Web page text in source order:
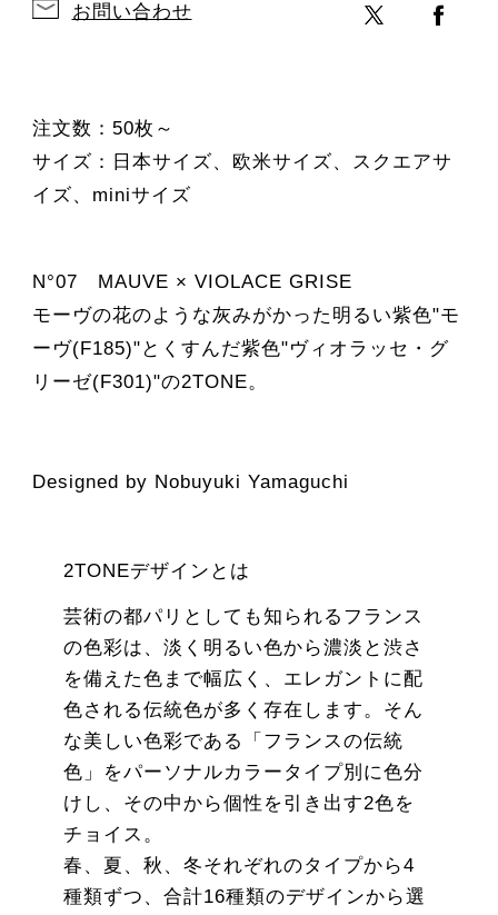
お問い合わせ
注文数：50枚～
サイズ：日本サイズ、欧米サイズ、スクエアサ
イズ、miniサイズ
N°07 MAUVE × VIOLACE GRISE
モーヴの花のような灰みがかった明るい紫色"モ
ーヴ(F185)"とくすんだ紫色"ヴィオラッセ・グ
リーゼ(F301)"の2TONE。
Designed by Nobuyuki Yamaguchi
2TONEデザインとは
芸術の都パリとしても知られるフランス
の色彩は、淡く明るい色から濃淡と渋さ
を備えた色まで幅広く、エレガントに配
色される伝統色が多く存在します。そん
な美しい色彩である「フランスの伝統
色」をパーソナルカラータイプ別に色分
けし、その中から個性を引き出す2色を
チョイス。
春、夏、秋、冬それぞれのタイプから4
種類ずつ、合計16種類のデザインから選